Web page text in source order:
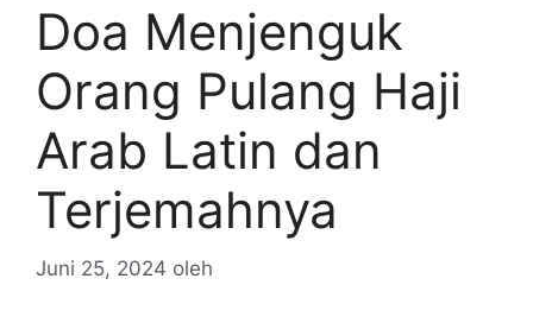
Doa Menjenguk
Orang Pulang Haji
Arab Latin dan
Terjemahnya
Juni 25, 2024 oleh